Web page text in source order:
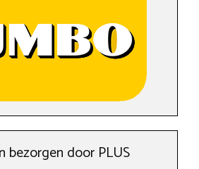
bezorgen door PLUS